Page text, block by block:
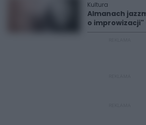
Kultura
Almanach
o